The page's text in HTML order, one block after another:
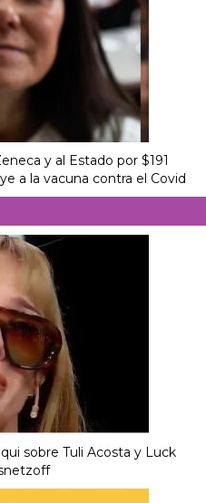
y al Estado por $191
a la vacuna contra el Covid
sobre Tuli Acosta y Luck